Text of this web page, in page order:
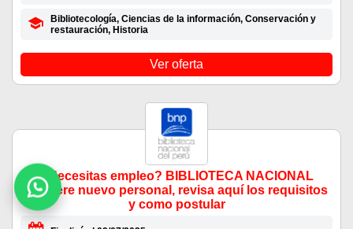
Bibliotecología, Ciencias de la información, Conservación y
restauración, Historia
Ver oferta
¿Necesitas empleo? BIBLIOTECA NACIONAL
requiere nuevo personal, revisa aquí los requisitos
y como postular